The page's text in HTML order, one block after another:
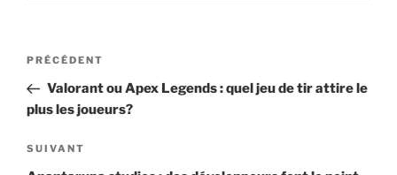
Navigation
l’article
Article
précédent
PRÉCÉDENT
Valorant ou Apex Legends : quel jeu de tir attire le
plus les joueurs?
Article
suivant
SUIVANT